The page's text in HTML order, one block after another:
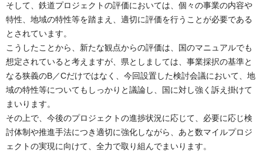
そして、鉄道プロジェクトの評価においては、個々の事業の内容や
特性、地域の特性等を踏まえ、適切に評価を行うことが必要である
とされています。
こうしたことから、新たな観点からの評価は、国のマニュアルでも
想定されていると考えますが、県としましては、事業採択の基準と
なる狭義のB／Cだけではなく、今回設置した検討会議において、地
域の特性等についてもしっかりと議論し、国に対し強く訴え掛けて
まいります。
その上で、今後のプロジェクトの進捗状況に応じて、必要に応じ検
討体制や推進手法につき適切に強化しながら、あと数マイルプロジ
ェクトの実現に向けて、全力で取り組んでまいります。